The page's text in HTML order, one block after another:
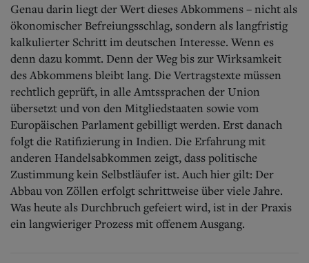
Genau darin liegt der Wert dieses Abkommens – nicht als
ökonomischer Befreiungsschlag, sondern als langfristig
kalkulierter Schritt im deutschen Interesse. Wenn es
denn dazu kommt. Denn der Weg bis zur Wirksamkeit
des Abkommens bleibt lang. Die Vertragstexte müssen
rechtlich geprüft, in alle Amtssprachen der Union
übersetzt und von den Mitgliedstaaten sowie vom
Europäischen Parlament gebilligt werden. Erst danach
folgt die Ratifizierung in Indien. Die Erfahrung mit
anderen Handelsabkommen zeigt, dass politische
Zustimmung kein Selbstläufer ist. Auch hier gilt: Der
Abbau von Zöllen erfolgt schrittweise über viele Jahre.
Was heute als Durchbruch gefeiert wird, ist in der Praxis
ein langwieriger Prozess mit offenem Ausgang.